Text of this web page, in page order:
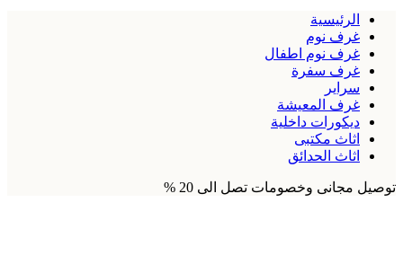
الرئيسية
غرف نوم
غرف نوم اطفال
غرف سفرة
سراير
غرف المعيشة
ديكورات داخلية
اثاث مكتبى
اثاث الحدائق
توصيل مجانى وخصومات تصل الى 20 %